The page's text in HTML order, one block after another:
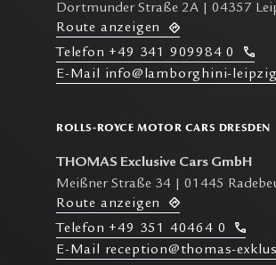
Dortmunder Straße 2A | 04357
Route anzeigen
T elefon +49 341 909984 0
E-Mail info@lamborghini-
ROLLS-ROYCE MOTOR CARS DRESDEN
THOMAS Exclusive Cars GmbH
Meißner Straße 34 | 01445
Route anzeigen
Telefon +49 351 40464 0
E-Mail reception@thomas-